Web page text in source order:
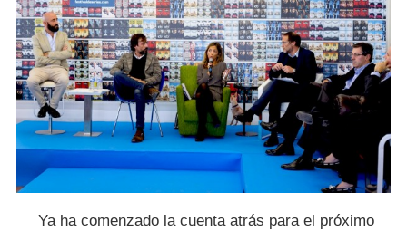
Ya ha comenzado la cuenta atrás para el próximo